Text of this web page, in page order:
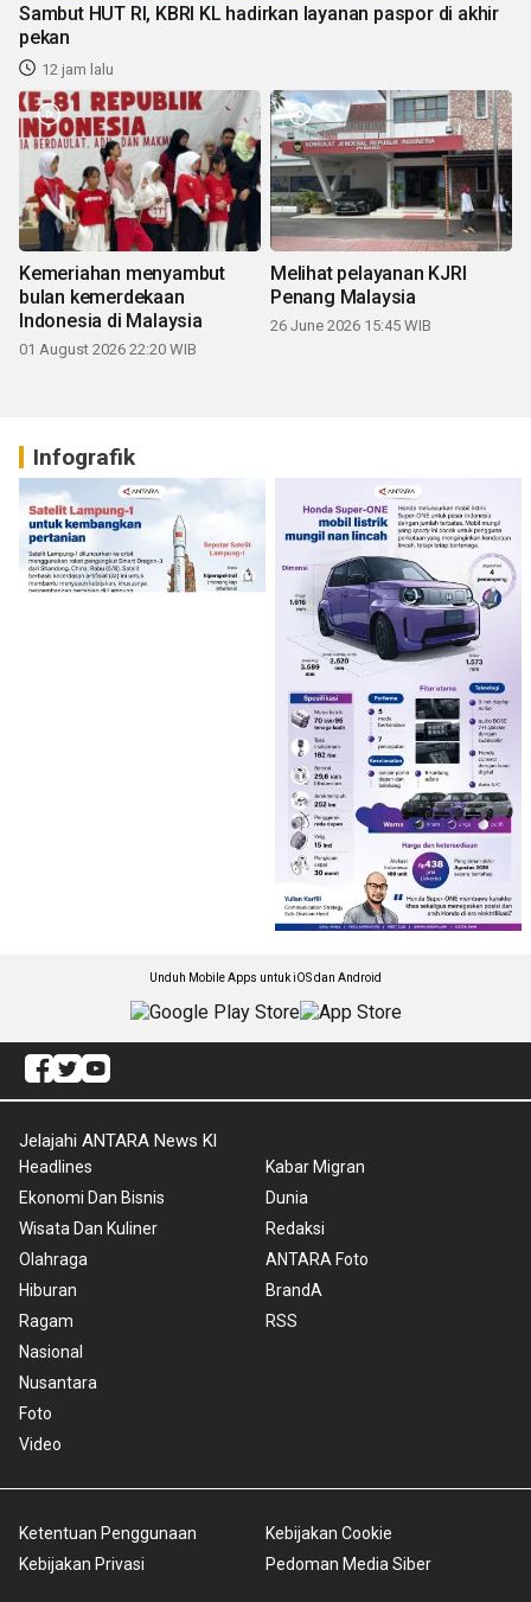
Sambut HUT RI, KBRI KL hadirkan layanan paspor di akhir
pekan
12 jam lalu
Kemeriahan menyambut
bulan kemerdekaan
Indonesia di Malaysia
01 August 2026 22:20 WIB
Melihat pelayanan KJRI
Penang Malaysia
26 June 2026 15:45 WIB
Infografik
Unduh Mobile Apps untuk iOS dan Android
Jelajahi ANTARA News Kl
Headlines
Ekonomi Dan Bisnis
Wisata Dan Kuliner
Olahraga
Hiburan
Ragam
Nasional
Nusantara
Foto
Video
Kabar Migran
Dunia
Redaksi
ANTARA Foto
BrandA
RSS
Ketentuan Penggunaan
Kebijakan Privasi
Kebijakan Cookie
Pedoman Media Siber